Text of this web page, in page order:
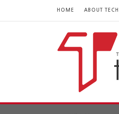
HOME ABOUT